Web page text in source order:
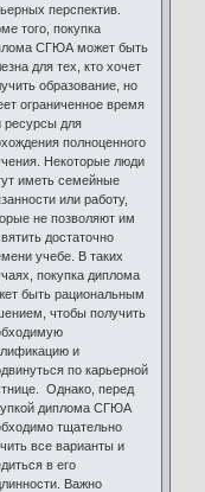
перспектив.
того, покупка
СГЮА может быть
для тех, кто хочет
образование, но
ограниченное время
ресурсы для
полноценного
Некоторые люди
иметь семейные
или работу,
не позволяют им
достаточно
учебе. В таких
покупка диплома
быть рациональным
чтобы получить
и
по карьерной
Однако, перед
диплома СГЮА
тщательно
все варианты и
в его
Важно